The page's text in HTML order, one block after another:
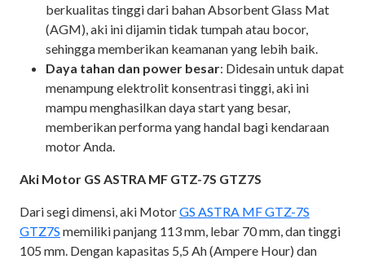
berkualitas tinggi dari bahan Absorbent Glass Mat
(AGM), aki ini dijamin tidak tumpah atau bocor,
sehingga memberikan keamanan yang lebih baik.
Daya tahan dan power besar: Didesain untuk dapat
menampung elektrolit konsentrasi tinggi, aki ini
mampu menghasilkan daya start yang besar,
memberikan performa yang handal bagi kendaraan
motor Anda.
Aki Motor GS ASTRA MF GTZ-7S GTZ7S
Dari segi dimensi, aki MotorGS ASTRA MF GTZ-7S
GTZ7S memiliki panjang 113 mm, lebar 70 mm, dan tinggi
105 mm. Dengan kapasitas 5,5 Ah (Ampere Hour) dan